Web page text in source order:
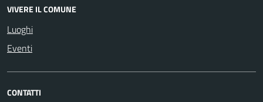
VIVERE IL COMUNE
Luoghi
Eventi
CONTATTI